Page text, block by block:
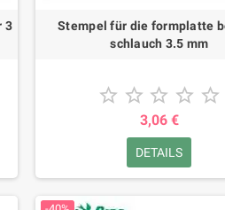
3
Stempel für die formplatte
schlauch 3.5 mm
    
3,06 €
DETAILS